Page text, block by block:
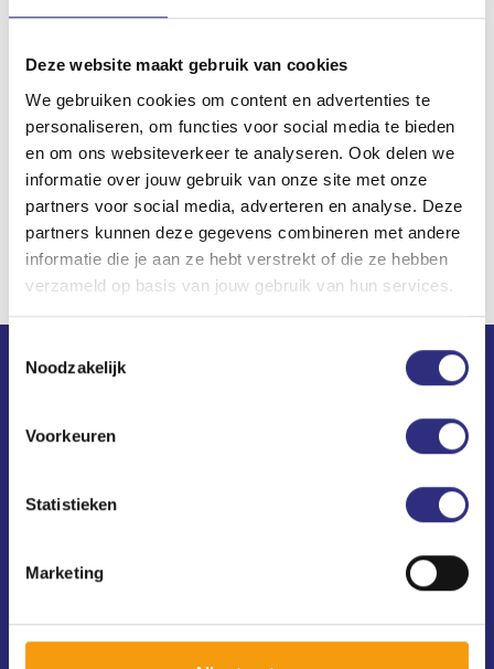
Deze website maakt gebruik van cookies
We gebruiken cookies om content en advertenties te
personaliseren, om functies voor social media te bieden
en om ons websiteverkeer te analyseren. Ook delen we
informatie over jouw gebruik van onze site met onze
partners voor social media, adverteren en analyse. Deze
partners kunnen deze gegevens combineren met andere
informatie die je aan ze hebt verstrekt of die ze hebben
verzameld op basis van jouw gebruik van hun services.
Noodzakelijk
Voorkeuren
Statistieken
Marketing
prachtige organisatie en een extreem
afgelopen jaar een beetje, euhm, anders… Wat
we wel wensen? Checkdeze videoboodschap
al je favoriete USC’ers!
USC Universum
usc@uscsport.nl